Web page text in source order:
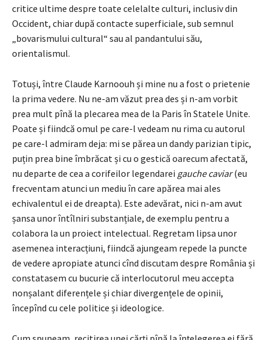
critice ultime despre toate celelalte culturi, inclusiv din
Occident, chiar după contacte superficiale, sub semnul
„bovarismului cultural“ sau al pandantului său,
orientalismul.
Totuși, între Claude Karnoouh și mine nu a fost o prietenie
la prima vedere. Nu ne-am văzut prea des și n-am vorbit
prea mult pînă la plecarea mea de la Paris în Statele Unite.
Poate și fiindcă omul pe care-l vedeam nu rima cu autorul
pe care-l admiram deja: mi se părea un dandy parizian tipic,
puțin prea bine îmbrăcat și cu o gestică oarecum afectată,
nu departe de cea a corifeilor legendarei gauche caviar(eu
frecventam atunci un mediu în care apărea mai ales
echivalentul ei de dreapta). Este adevărat, nici n-am avut
șansa unor întîlniri substanțiale, de exemplu pentru a
colabora la un proiect intelectual. Regretam lipsa unor
asemenea interacțiuni, fiindcă ajungeam repede la puncte
de vedere apropiate atunci cînd discutam despre România și
constatasem cu bucurie că interlocutorul meu accepta
nonșalant diferențele și chiar divergențele de opinii,
începînd cu cele politice și ideologice.